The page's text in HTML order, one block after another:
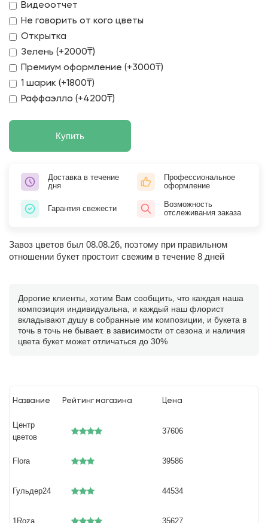
Видеоотчет
Не говорить от кого цветы
Открытка
Зелень (+2000₸)
Премиум оформление (+3000₸)
1 шарик (+1800₸)
Раффаэлло (+4200₸)
Купить
Доставка в течение
дня
Профессиональное
оформление
Гарантия свежести
Возможность
отслеживания заказа
Завоз цветов был 08.08.26, поэтому при правильном
отношении букет простоит свежим в течение 8 дней
Дорогие клиенты, хотим Вам сообщить, что каждая наша
композиция индивидуальна, и каждый наш флорист
вкладывают душу в собранные им композиции, и букета в
точь в точь не бывает. в зависимости от сезона и наличия
цвета букет может отличаться до 30%
Название Рейтинг магазина Цена
Центр
цветов
37606
Flora 39586
Гульдер24 44534
1Roza 35627